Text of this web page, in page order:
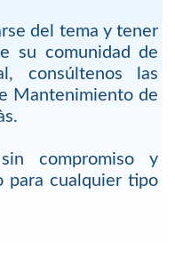
del tema y tener
su comunidad de
consúltenos las
Mantenimiento de
sin compromiso y
para cualquier tipo